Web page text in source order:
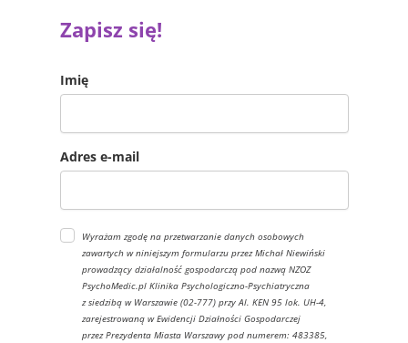
Zapisz się!
Imię
Adres e-mail
Wyrażam zgodę na przetwarzanie danych osobowych
zawartych w niniejszym formularzu przez Michał Niewiński
prowadzący działalność gospodarczą pod nazwą NZOZ
PsychoMedic.pl Klinika Psychologiczno-Psychiatryczna
z siedzibą w Warszawie (02-777) przy Al. KEN 95 lok. UH-4,
zarejestrowaną w Ewidencji Działności Gospodarczej
przez Prezydenta Miasta Warszawy pod numerem: 483385,